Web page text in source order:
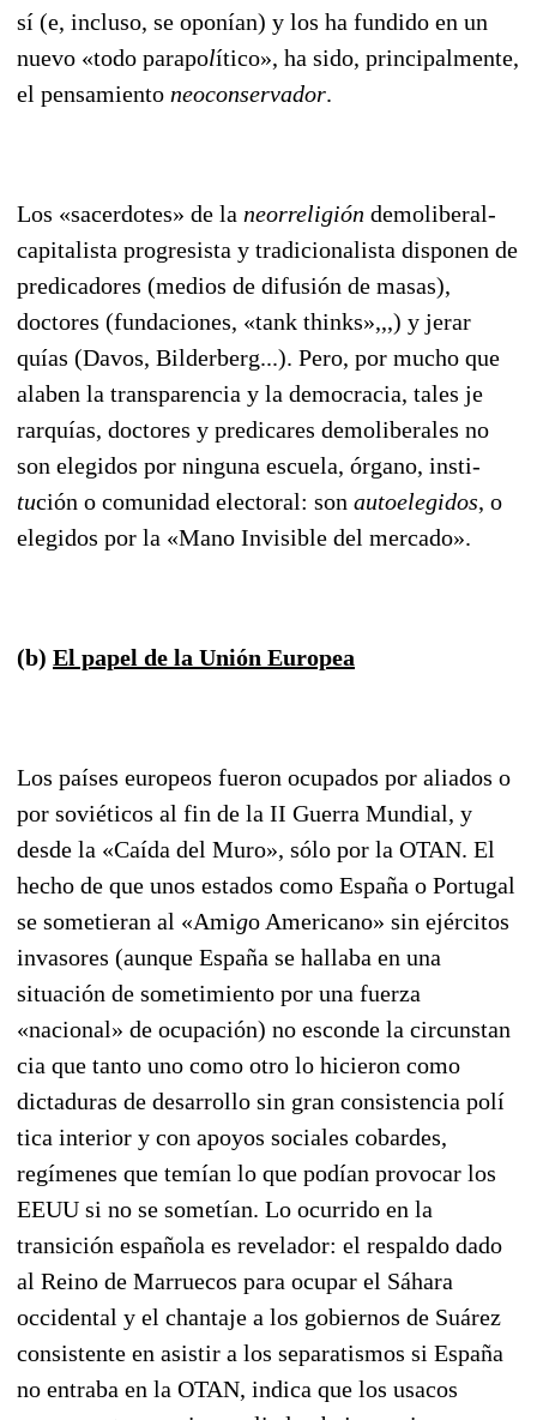
sí (e, incluso, se oponían) y los ha fundido en un
nuevo «todo parapolítico», ha sido, principalmente,
el pensamiento neoconservador.
Los «sacerdotes» de la neorreligión demoliberal-
capitalista progresista y tradicionalista disponen de
predicadores (medios de difusión de masas),
doctores (fundaciones, «tank thinks»,,,) y jerar
quías (Davos, Bilderberg...). Pero, por mucho que
alaben la transparencia y la democracia, tales je
rarquías, doctores y predicares demoliberales no
son elegidos por ninguna escuela, órgano, insti­
tución o comunidad electoral: son autoelegidos, o
elegidos por la «Mano Invisible del mercado».
(b) El papel de la Unión Europea
Los países europeos fueron ocupados por aliados o
por soviéticos al fin de la II Guerra Mundial, y
desde la «Caída del Muro», sólo por la OTAN. El
hecho de que unos estados como España o Portugal
se sometieran al «Amigo Americano» sin ejércitos
invasores (aunque España se hallaba en una
situación de sometimiento por una fuerza
«nacional» de ocupación) no esconde la circunstan
cia que tanto uno como otro lo hicieron como
dictaduras de desarrollo sin gran consistencia polí
tica interior y con apoyos sociales cobardes,
regímenes que temían lo que podían provocar los
EEUU si no se sometían. Lo ocurrido en la
transición española es revelador: el respaldo dado
al Reino de Marruecos para ocupar el Sáhara
occidental y el chantaje a los gobiernos de Suárez
consistente en asistir a los separatismos si España
no entraba en la OTAN, indica que los usacos